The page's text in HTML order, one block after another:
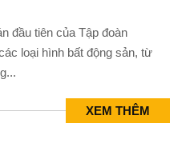
đầu tiên của Tập đoàn
loại hình bất động sản, từ
XEM THÊM